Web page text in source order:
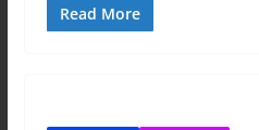
Read More